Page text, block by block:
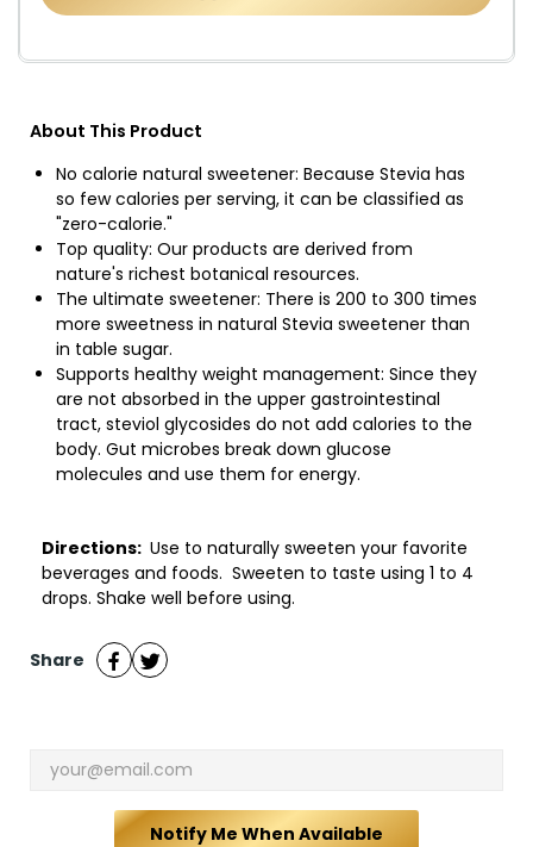
About This Product
No calorie natural sweetener: Because Stevia has
so few calories per serving, it can be classified as
"zero-calorie."
Top quality: Our products are derived from
nature's richest botanical resources.
The ultimate sweetener: There is 200 to 300 times
more sweetness in natural Stevia sweetener than
in table sugar.
Supports healthy weight management: Since they
are not absorbed in the upper gastrointestinal
tract, steviol glycosides do not add calories to the
body. Gut microbes break down glucose
molecules and use them for energy.
Directions: Use to naturally sweeten your favorite
beverages and foods. Sweeten to taste using 1 to 4
drops. Shake well before using.
Share
Notify Me When Available